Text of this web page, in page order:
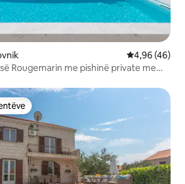
Vlerësimi
4,96 (46)
Rougemarin me pishinë private me
të klientëve